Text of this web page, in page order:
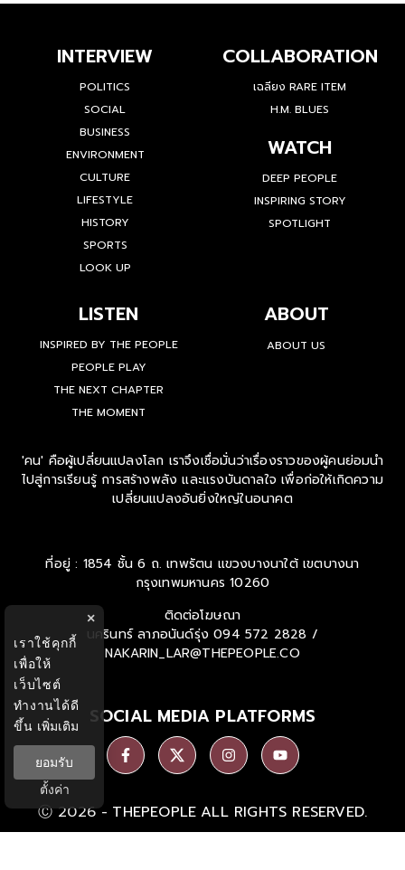
INTERVIEW
POLITICS
SOCIAL
BUSINESS
ENVIRONMENT
CULTURE
LIFESTYLE
HISTORY
SPORTS
LOOK UP
COLLABORATION
เฉลียง RARE ITEM
H.M. BLUES
WATCH
DEEP PEOPLE
INSPIRING STORY
SPOTLIGHT
LISTEN
INSPIRED BY THE PEOPLE
PEOPLE PLAY
THE NEXT CHAPTER
THE MOMENT
ABOUT
ABOUT US
'คน' คือผู้เปลี่ยนแปลงโลก เราจึงเชื่อมั่นว่าเรื่องราวของผู้คนย่อมนำ
ไปสู่การเรียนรู้ การสร้างพลัง และแรงบันดาลใจ เพื่อก่อให้เกิดความ
เปลี่ยนแปลงอันยิ่งใหญ่ในอนาคต
ที่อยู่ : 1854 ชั้น 6 ถ. เทพรัตน แขวงบางนาใต้ เขตบางนา
กรุงเทพมหานคร 10260
ติดต่อโฆษณา
นครินทร์ ลาภอนันด์รุ่ง 094 572 2828 /
NAKARIN_LAR@THEPEOPLE.CO
SOCIAL MEDIA PLATFORMS
Ⓒ 2026 - THEPEOPLE ALL RIGHTS RESERVED.
×
เราใช้คุกกี้
เพื่อให้
เว็บไซต์
ทำงานได้ดี
ขึ้น เพิ่มเติม
ยอมรับ
ตั้งค่า